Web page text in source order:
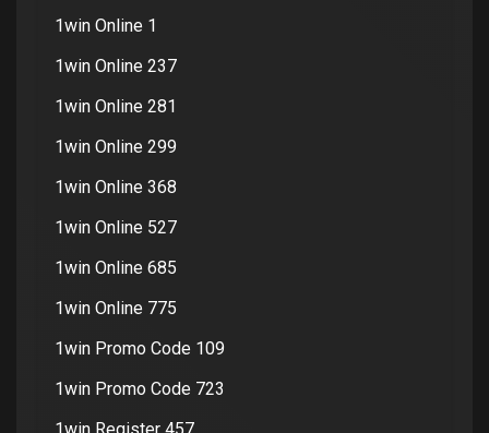
1win Online 1
1win Online 237
1win Online 281
1win Online 299
1win Online 368
1win Online 527
1win Online 685
1win Online 775
1win Promo Code 109
1win Promo Code 723